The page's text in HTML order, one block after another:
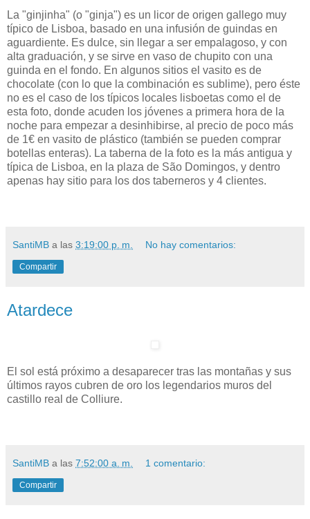
La "ginjinha" (o "ginja") es un licor de origen gallego muy
típico de Lisboa, basado en una infusión de guindas en
aguardiente. Es dulce, sin llegar a ser empalagoso, y con
alta graduación, y se sirve en vaso de chupito con una
guinda en el fondo. En algunos sitios el vasito es de
chocolate (con lo que la combinación es sublime), pero éste
no es el caso de los típicos locales lisboetas como el de
esta foto, donde acuden los jóvenes a primera hora de la
noche para empezar a desinhibirse, al precio de poco más
de 1€ en vasito de plástico (también se pueden comprar
botellas enteras). La taberna de la foto es la más antigua y
típica de Lisboa, en la plaza de São Domingos, y dentro
apenas hay sitio para los dos taberneros y 4 clientes.
SantiMB a las 3:19:00 p. m. No hay comentarios:
Compartir
Atardece
El sol está próximo a desaparecer tras las montañas y sus
últimos rayos cubren de oro los legendarios muros del
castillo real de Colliure.
SantiMB a las 7:52:00 a. m. 1 comentario:
Compartir